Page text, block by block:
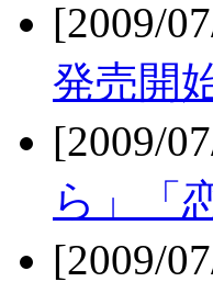
[2009/
発売開
[2009/
ら」「
[2009/